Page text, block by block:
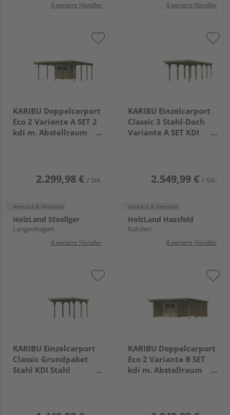
4 weitere Händler 4 weitere Händler
KARIBU Doppelcarport
Eco 2 Variante A SET 2
kdi m. Abstellraum
2.299,98 € / Stk.
Verkauf & Versand
HolzLand Stoellger
Langenhagen
4 weitere Händler
KARIBU Einzelcarport
Classic 3 Stahl-Dach
Variante A SET KDI
2.549,99 € / Stk.
Verkauf & Versand
HolzLand Hassfeld
Rahden
4 weitere Händler
KARIBU Einzelcarport
Classic Grundpaket
Stahl KDI Stahl
KARIBU Doppelcarport
Eco 2 Variante B SET
kdi m. Abstellraum